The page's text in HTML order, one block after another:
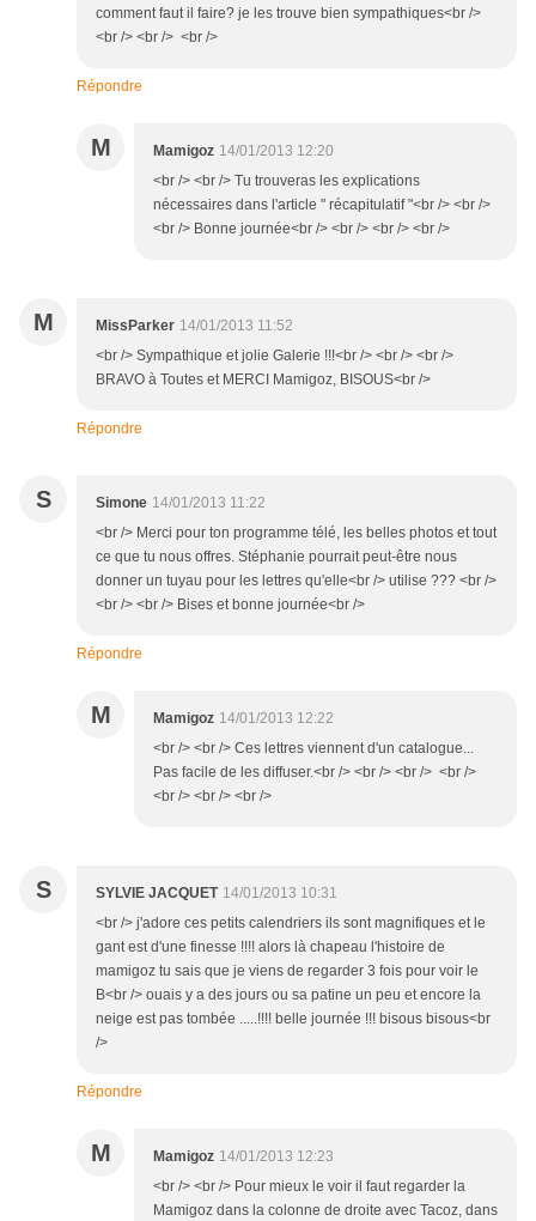
comment faut il faire? je les trouve bien sympathiques<br />
<br /> <br /> <br />
Répondre
M Mamigoz 14/01/2013 12:20
<br /> <br /> Tu trouveras les explications
nécessaires dans l'article " récapitulatif "<br /> <br />
<br /> Bonne journée<br /> <br /> <br /> <br />
M MissParker 14/01/2013 11:52
<br /> Sympathique et jolie Galerie !!!<br /> <br /> <br />
BRAVO à Toutes et MERCI Mamigoz, BISOUS<br />
Répondre
S Simone 14/01/2013 11:22
<br /> Merci pour ton programme télé, les belles photos et tout
ce que tu nous offres. Stéphanie pourrait peut-être nous
donner un tuyau pour les lettres qu'elle<br /> utilise ??? <br />
<br /> <br /> Bises et bonne journée<br />
Répondre
M Mamigoz 14/01/2013 12:22
<br /> <br /> Ces lettres viennent d'un catalogue...
Pas facile de les diffuser.<br /> <br /> <br /> <br />
<br /> <br /> <br />
S SYLVIE JACQUET 14/01/2013 10:31
<br /> j'adore ces petits calendriers ils sont magnifiques et le
gant est d'une finesse !!!! alors là chapeau l'histoire de
mamigoz tu sais que je viens de regarder 3 fois pour voir le
B<br /> ouais y a des jours ou sa patine un peu et encore la
neige est pas tombée .....!!!! belle journée !!! bisous bisous<br
/>
Répondre
M Mamigoz 14/01/2013 12:23
<br /> <br /> Pour mieux le voir il faut regarder la
Mamigoz dans la colonne de droite avec Tacoz, dans